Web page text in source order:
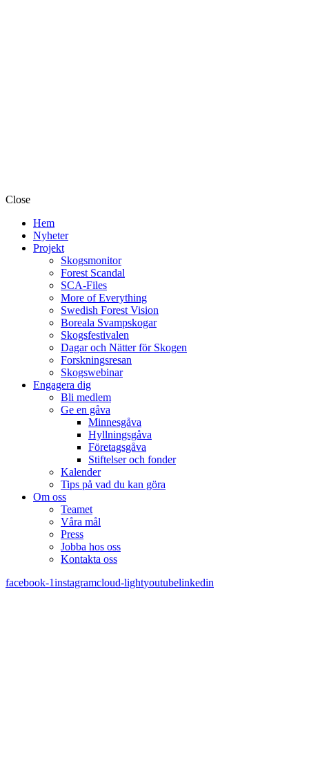
Close
Hem
Nyheter
Projekt
Skogsmonitor
Forest Scandal
SCA-Files
More of Everything
Swedish Forest Vision
Boreala Svampskogar
Skogsfestivalen
Dagar och Nätter för Skogen
Forskningsresan
Skogswebinar
Engagera dig
Bli medlem
Ge en gåva
Minnesgåva
Hyllningsgåva
Företagsgåva
Stiftelser och fonder
Kalender
Tips på vad du kan göra
Om oss
Teamet
Våra mål​
Press
Jobba hos oss
Kontakta oss
facebook-1instagramcloud-lightyoutubelinkedin